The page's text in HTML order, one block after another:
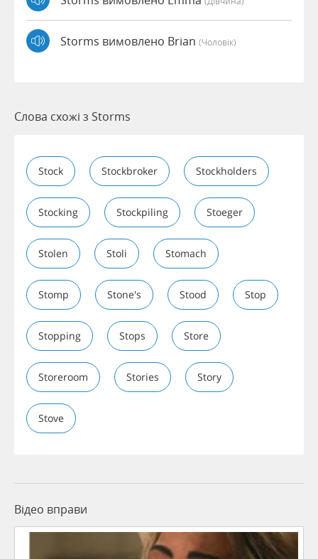
Storms вимовлено Brian (чоловік)
Слова схожі з Storms
Stock Stockbroker Stockholders
Stocking Stockpiling Stoeger
Stolen Stoli Stomach
Stomp Stone's Stood Stop
Stopping Stops Store
Storeroom Stories Story
Stove
Відео вправи